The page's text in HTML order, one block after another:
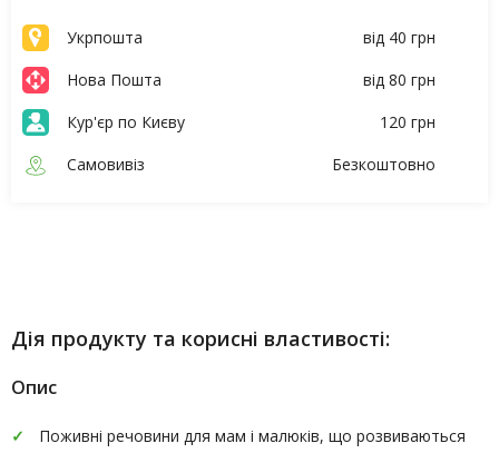
Укрпошта
від 40 грн
Нова Пошта
від 80 грн
Кур'єр по Києву
120 грн
Самовивіз
Безкоштовно
Дія продукту та корисні властивості:
Опис
Поживні речовини для мам і малюків, що розвиваються